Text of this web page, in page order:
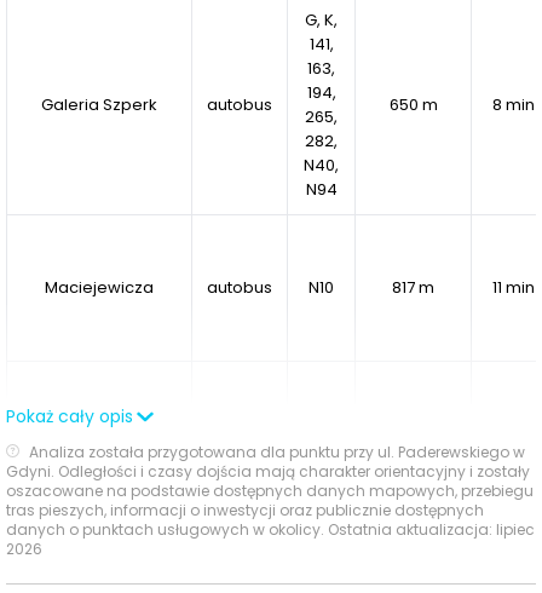
turystycznych miejscowości, takich jak
Charakter osiedla
Konstelacja wyróżnia się oryginalnymi elementami,
aleje w kształcie gwiazdozbiorów,
podświetlenia LED, zegar słoneczny, marynistyczne
zachęcają do integracji między mieszkańcami.
zastosowanie
deszczowych, zielonych dachów oraz
przepuszczalnych ścieżek żwirowych.Dodatkowo
przewidzianoprzestrzenie na rowery,
stojaki
rowerowe oraz stacje ładowania pojazdów
elektrycznych,
Galeria Szperk autobus
G, K,
141,
163,
194,
265,
282,
N40,
N94
650 m 8 min
Maciejewicza autobus N10 817 m 11 min
Obłuże
Maciejewicza
autobus
197,
770
917 m 12 min
Pokaż cały opis
Analiza została przygotowana dla punktu przy ul. Paderewskiego w
Gdyni. Odległości i czasy dojścia mają charakter orientacyjny i zostały
oszacowane na podstawie dostępnych danych mapowych, przebiegu
tras pieszych, informacji o inwestycji oraz publicznie dostępnych
danych o punktach usługowych w okolicy. Ostatnia aktualizacja: lipiec
2026